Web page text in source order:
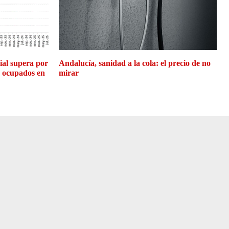
supera por
en
Andalucía, sanidad a la cola: el precio de no
mirar